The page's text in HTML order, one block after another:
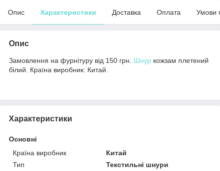
Опис Характеристики Доставка Оплата Умови
Опис
Замовлення на фурнітуру від 150 грн. Шнур кожзам плетений
білий. Країна виробник: Китай.
Характеристики
Основні
Країна виробник
Китай
Тип
Текстильні шнури